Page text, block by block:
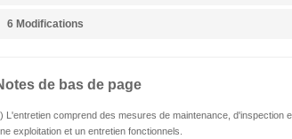
6 Modifications
de bas de page
L'entretien comprend des mesures de maintenance, d'inspection
exploitation et un entretien fonctionnels.